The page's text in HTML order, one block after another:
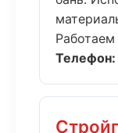
Работаем
Телефон: